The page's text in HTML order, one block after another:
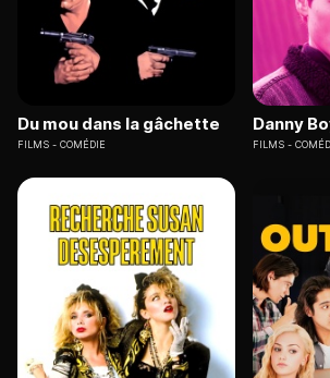
Du mou dans la gâchette
FILMS COMÉDIE
Danny
FILMS